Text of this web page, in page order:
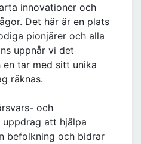
innovationer och
Det här är en plats
pionjärer och alla
uppnår vi det
tar med sitt unika
räknas.
och
att hjälpa
befolkning och bidrar